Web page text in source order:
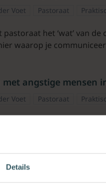
Details
Voet Pastoraat
pastoraat het ‘wat’ van
waarop je
met angstige mensen
Voet Pastoraat
niet voor niets van
kant op, niet vooruit en
bij stress